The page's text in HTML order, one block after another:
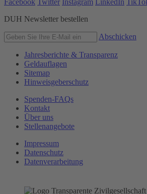
Facebook Twitter Instagram LinkedIn
DUH Newsletter bestellen
Abschicken
Jahresberichte & Transparenz
Geldauflagen
Sitemap
Hinweisgeberschutz
Spenden-FAQs
Kontakt
Über uns
Stellenangebote
Impressum
Datenschutz
Datenverarbeitung